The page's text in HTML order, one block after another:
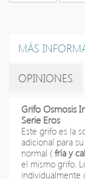
MÁS
OPINIONES
Grifo Osmosis
Serie Eros
Este grifo es la
adicional para
normal ( fría y
el mismo grifo.
individualmente